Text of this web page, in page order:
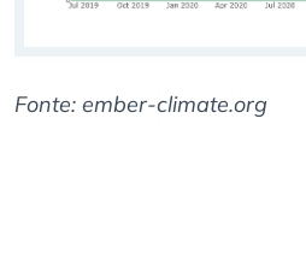
Fonte: ember-climate.org